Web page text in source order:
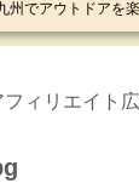
州でアウトドアを
ィリエイト